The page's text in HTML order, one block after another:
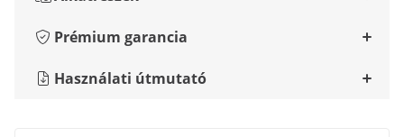
Prémium garancia
Használati útmutató